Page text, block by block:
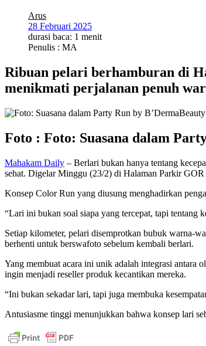
Arus
28 Februari 2025
durasi baca: 1 menit
Penulis : MA
Ribuan pelari berhamburan di
menikmati perjalanan penuh
Foto : Foto: Suasana dalam
Mahakam Daily – Berlari bukan hanya tentang
sehat. Digelar Minggu (23/2) di Halaman Parkir
Konsep Color Run yang diusung menghadirkan
“Lari ini bukan soal siapa yang tercepat, tapi tentang
Setiap kilometer, pelari disemprotkan bubuk warna-
berhenti untuk berswafoto sebelum kembali berlari.
Yang membuat acara ini unik adalah integrasi antara
ingin menjadi reseller produk kecantikan mereka.
“Ini bukan sekadar lari, tapi juga membuka
Antusiasme tinggi menunjukkan bahwa konsep lari